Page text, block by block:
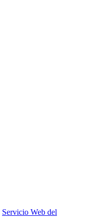
Servicio Web del